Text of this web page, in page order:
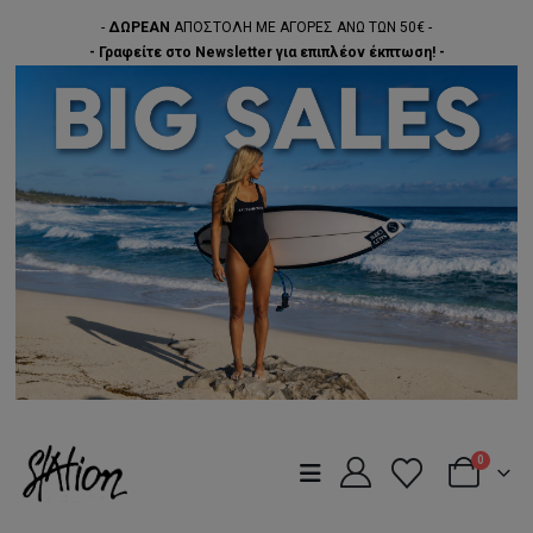
- ΔΩΡΕΑΝ ΑΠΟΣΤΟΛΗ ΜΕ ΑΓΟΡΕΣ ΑΝΩ ΤΩΝ 50€ -
- Γραφείτε στο Newsletter για επιπλέον έκπτωση! -
0